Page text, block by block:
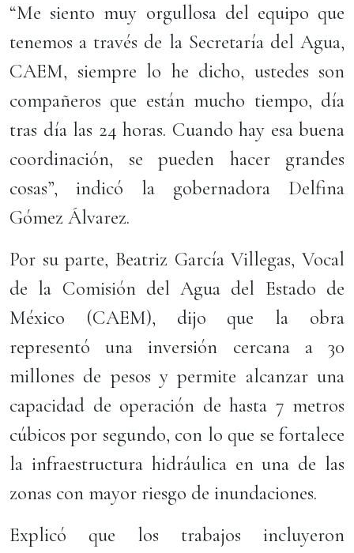
“Me siento muy orgullosa del equipo que
tenemos a través de la Secretaría del Agua,
CAEM, siempre lo he dicho, ustedes son
compañeros que están mucho tiempo, día
tras día las 24 horas. Cuando hay esa buena
coordinación, se pueden hacer grandes
cosas”, indicó la gobernadora Delfina
Gómez Álvarez.
Por su parte, Beatriz García Villegas, Vocal
de la Comisión del Agua del Estado de
México (CAEM), dijo que la obra
representó una inversión cercana a 30
millones de pesos y permite alcanzar una
capacidad de operación de hasta 7 metros
cúbicos por segundo, con lo que se fortalece
la infraestructura hidráulica en una de las
zonas con mayor riesgo de inundaciones.
Explicó que los trabajos incluyeron